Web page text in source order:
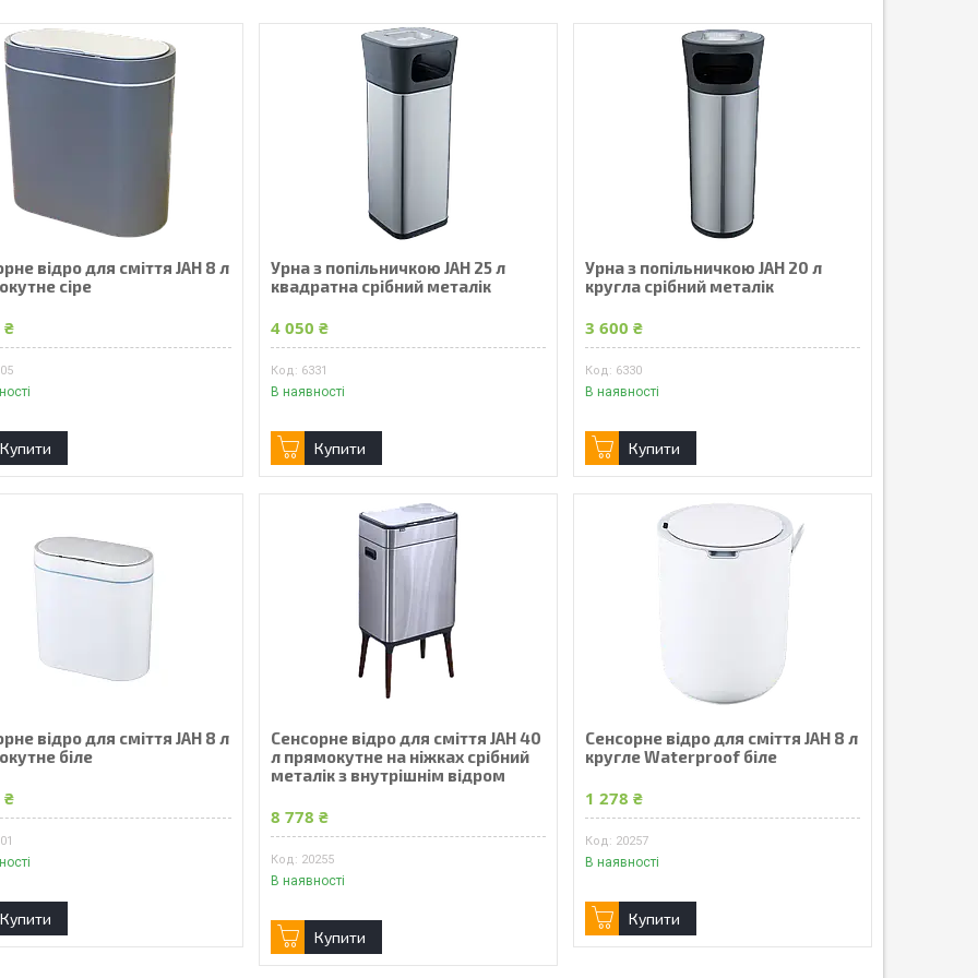
відро для сміття JAH 8 л
сіре
₴
Купити
Урна з попільничкою JAH 25 л
квадратна срібний металік
4 050 ₴
6331
В наявності
Купити
Урна з попільничкою JAH 20 л
кругла срібний металік
3 600 ₴
6330
В наявності
Купити
відро для сміття JAH 8 л
біле
₴
Купити
Сенсорне відро для сміття JAH 40
л прямокутне на ніжках срібний
металік з внутрішнім відром
8 778 ₴
20255
В наявності
Купити
Сенсорне відро для сміття JAH 8 л
кругле Waterproof біле
1 278 ₴
20257
В наявності
Купити